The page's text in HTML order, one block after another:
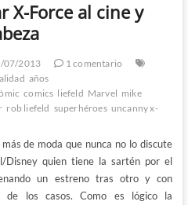
X-Force al cine y
07/2013
1 comentario
años
comics liefeld Marvel mike
rob liefeld superhéroes uncanny x-
de moda que nunca no lo discute
Disney quien tiene la sartén por el
un estreno tras otro y con
los casos. Como es lógico la